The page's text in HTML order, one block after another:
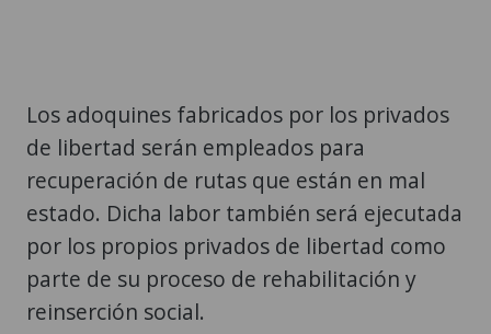
Los adoquines fabricados por los privados
de libertad serán empleados para
recuperación de rutas que están en mal
estado. Dicha labor también será ejecutada
por los propios privados de libertad como
parte de su proceso de rehabilitación y
reinserción social.